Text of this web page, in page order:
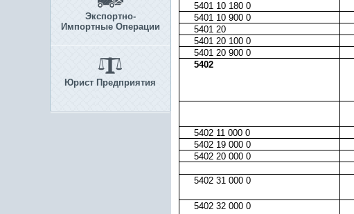
Экспортно-
Импортные Операции
Юрист Предприятия
5401 10 180 0
5401 10 900 0
5401 20
5401 20 100 0
5401 20 900 0
5402
5402 11 000 0
5402 19 000 0
5402 20 000 0
5402 31 000 0
5402 32 000 0